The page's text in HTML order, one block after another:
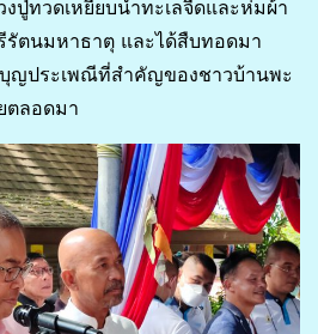
ปู่ทวดเหยียบน้ำทะเลจืดและห่มผ้า
รัตนมหาธาตุ และได้สืบทอดมา
ญประเพณีที่สำคัญของชาวบ้านพะ
ตลอดมา